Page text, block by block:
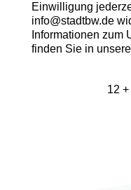
Einwilligung
info@stadtbw.de
Informationen zum
finden Sie in
12 +